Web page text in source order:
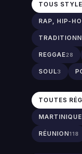
TOUS
RAP, HIP-
REGGAE28
SOUL3
TOUTES
MARTINIQUE
RÉUNION118